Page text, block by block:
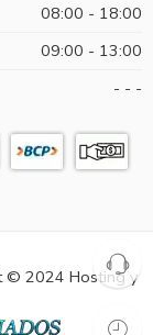
08:00 - 18:00
09:00 - 13:00
- - -
© 2024 Hosting y